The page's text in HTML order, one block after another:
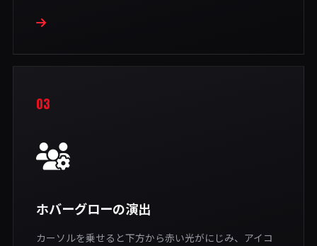
03
ホバーグローの演出
カーソルを乗せると下方から赤い光がにじみ、アイコ